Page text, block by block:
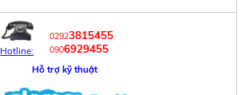
Hotline:
02923815455
0906929455
Hỗ trợ kỹ thuật